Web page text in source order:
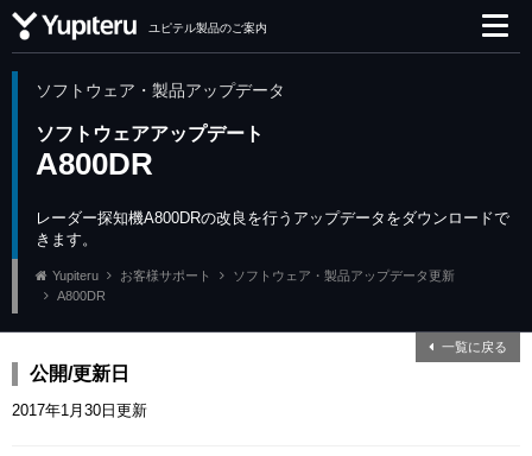
ユピテル製品のご案内
ソフトウェア・製品アップデータ
ソフトウェアアップデート
A800DR
レーダー探知機A800DRの改良を行うアップデータをダウンロードで
きます。
Yupiteru お客様サポート
ソフトウェア・製品アップデータ更新
A800DR
一覧に戻る
公開/更新日
2017年1月30日更新